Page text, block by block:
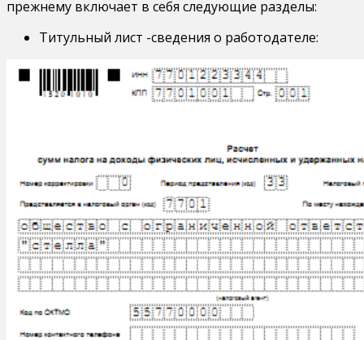
прежнему включает в себя следующие разделы:
Титульный лист -сведения о работодателе: